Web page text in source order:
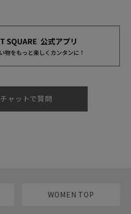
チャットで質問
WOMEN TOP